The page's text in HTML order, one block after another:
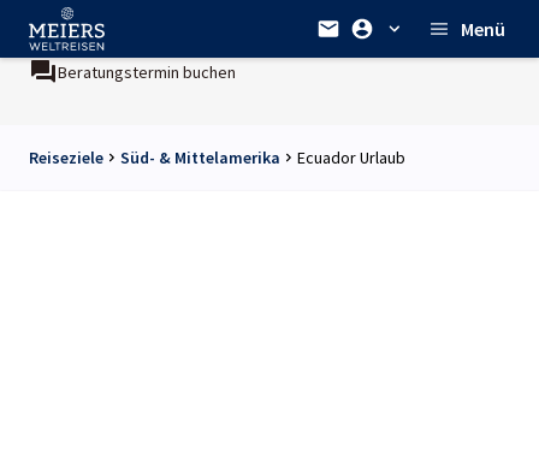
Menü
Beratungstermin buchen
Reiseziele Süd- & Mittelamerika Ecuador Urlaub